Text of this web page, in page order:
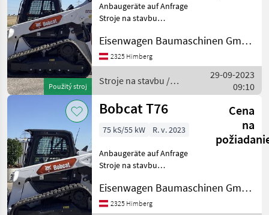
Použitý stroj
Anbaugeräte auf Anfrage
Stroje na stavbu
Eisenwagen Baumaschinen GmbH
2325 Himberg
Stroje na stavbu /
Bobcat
29-09-2023
09:10
Bobcat T76
Cena
na
75 kS/55 kW R. v. 2023
Anbaugeräte auf Anfrage
Stroje na stavbu
Eisenwagen Baumaschinen GmbH
2325 Himberg